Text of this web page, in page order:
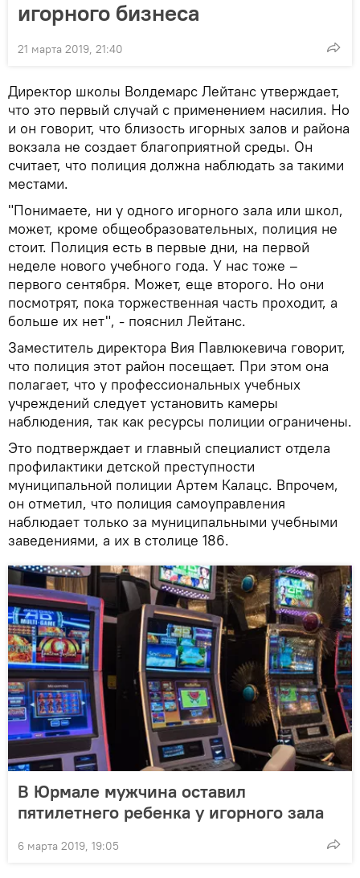
игорного бизнеса
21 марта 2019, 21:40
Директор школы Волдемарс Лейтанс утверждает,
что это первый случай с применением насилия. Но
и он говорит, что близость игорных залов и района
вокзала не создает благоприятной среды. Он
считает, что полиция должна наблюдать за такими
местами.
"Понимаете, ни у одного игорного зала или школ,
может, кроме общеобразовательных, полиция не
стоит. Полиция есть в первые дни, на первой
неделе нового учебного года. У нас тоже –
первого сентября. Может, еще второго. Но они
посмотрят, пока торжественная часть проходит, а
больше их нет", - пояснил Лейтанс.
Заместитель директора Вия Павлюкевича говорит,
что полиция этот район посещает. При этом она
полагает, что у профессиональных учебных
учреждений следует установить камеры
наблюдения, так как ресурсы полиции ограничены.
Это подтверждает и главный специалист отдела
профилактики детской преступности
муниципальной полиции Артем Калацс. Впрочем,
он отметил, что полиция самоуправления
наблюдает только за муниципальными учебными
заведениями, а их в столице 186.
В Юрмале мужчина оставил
пятилетнего ребенка у игорного зала
6 марта 2019, 19:05